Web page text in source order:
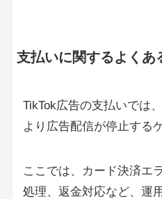
支払いに関するよくあ
TikTok広告の支払いでは
より広告配信が停止する
ここでは、カード決済エ
処理、返金対応など、運